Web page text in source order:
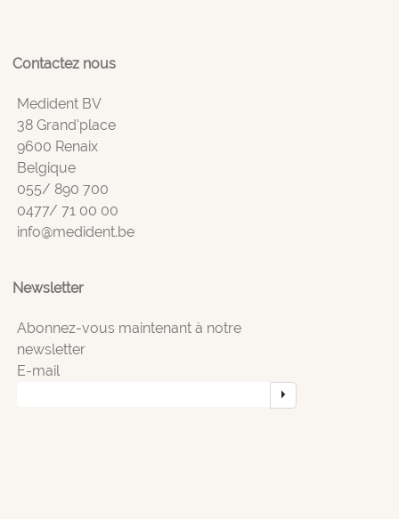
Contactez nous
Medident BV
38 Grand'place
9600 Renaix
Belgique
055/ 890 700
0477/ 71 00 00
info@medident.be
Newsletter
Abonnez-vous maintenant à notre
newsletter
E-mail